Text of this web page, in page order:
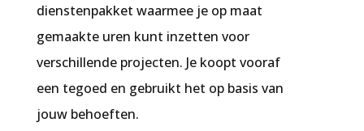
dienstenpakket waarmee je op maat
gemaakte uren kunt inzetten voor
verschillende projecten. Je koopt vooraf
een tegoed en gebruikt het op basis van
jouw behoeften.